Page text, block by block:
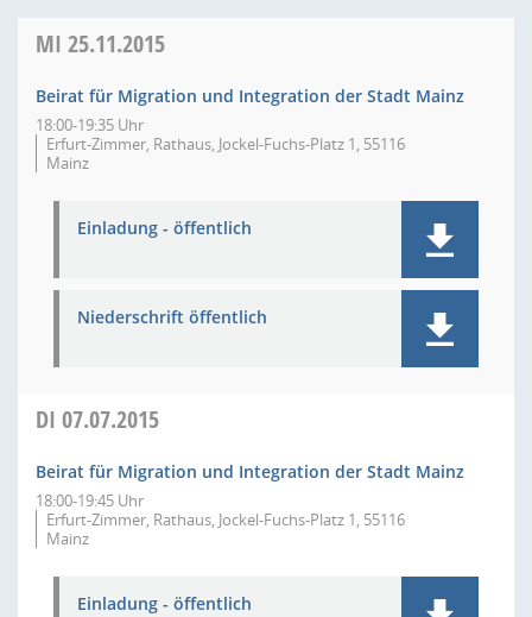
MI 25.11.2015
Beirat für Migration und Integration der Stadt Mainz
18:00-19:35 Uhr
Erfurt-Zimmer, Rathaus, Jockel-Fuchs-Platz 1, 55116
Mainz
Einladung - öffentlich
Niederschrift öffentlich
DI 07.07.2015
Beirat für Migration und Integration der Stadt Mainz
18:00-19:45 Uhr
Erfurt-Zimmer, Rathaus, Jockel-Fuchs-Platz 1, 55116
Mainz
Einladung - öffentlich